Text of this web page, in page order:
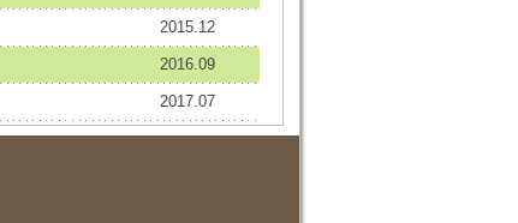
2015.12
2016.09
2017.07